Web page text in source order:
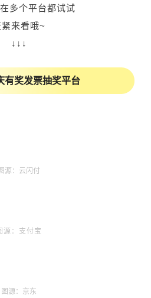
多个平台都试试
来看哦~
↓↓↓
有奖发票抽奖平台
源：云闪付
源：支付宝
图源：京东